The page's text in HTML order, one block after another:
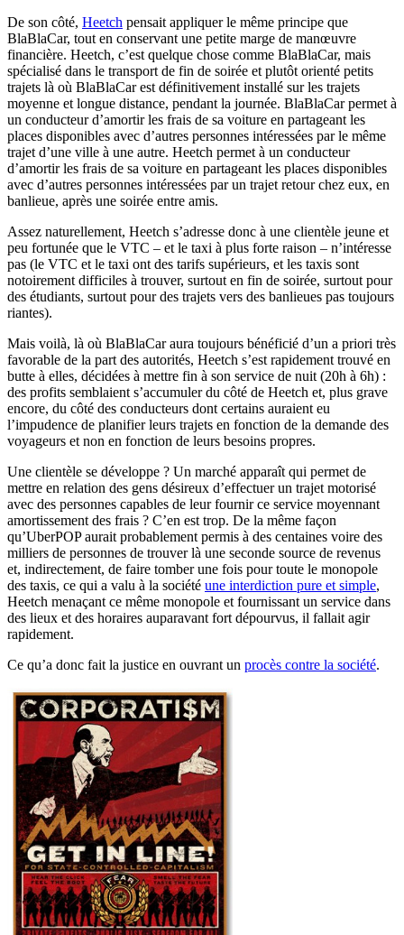
De son côté, Heetch pensait appliquer le même principe que
BlaBlaCar, tout en conservant une petite marge de manœuvre
financière. Heetch, c’est quelque chose comme BlaBlaCar, mais
spécialisé dans le transport de fin de soirée et plutôt orienté petits
trajets là où BlaBlaCar est définitivement installé sur les trajets
moyenne et longue distance, pendant la journée. BlaBlaCar permet à
un conducteur d’amortir les frais de sa voiture en partageant les
places disponibles avec d’autres personnes intéressées par le même
trajet d’une ville à une autre. Heetch permet à un conducteur
d’amortir les frais de sa voiture en partageant les places disponibles
avec d’autres personnes intéressées par un trajet retour chez eux, en
banlieue, après une soirée entre amis.
Assez naturellement, Heetch s’adresse donc à une clientèle jeune et
peu fortunée que le VTC – et le taxi à plus forte raison – n’intéresse
pas (le VTC et le taxi ont des tarifs supérieurs, et les taxis sont
notoirement difficiles à trouver, surtout en fin de soirée, surtout pour
des étudiants, surtout pour des trajets vers des banlieues pas toujours
riantes).
Mais voilà, là où BlaBlaCar aura toujours bénéficié d’un a priori très
favorable de la part des autorités, Heetch s’est rapidement trouvé en
butte à elles, décidées à mettre fin à son service de nuit (20h à 6h) :
des profits semblaient s’accumuler du côté de Heetch et, plus grave
encore, du côté des conducteurs dont certains auraient eu
l’impudence de planifier leurs trajets en fonction de la demande des
voyageurs et non en fonction de leurs besoins propres.
Une clientèle se développe ? Un marché apparaît qui permet de
mettre en relation des gens désireux d’effectuer un trajet motorisé
avec des personnes capables de leur fournir ce service moyennant
amortissement des frais ? C’en est trop. De la même façon
qu’UberPOP aurait probablement permis à des centaines voire des
milliers de personnes de trouver là une seconde source de revenus
et, indirectement, de faire tomber une fois pour toute le monopole
des taxis, ce qui a valu à la société une interdiction pure et simple,
Heetch menaçant ce même monopole et fournissant un service dans
des lieux et des horaires auparavant fort dépourvus, il fallait agir
rapidement.
Ce qu’a donc fait la justice en ouvrant un procès contre la société.